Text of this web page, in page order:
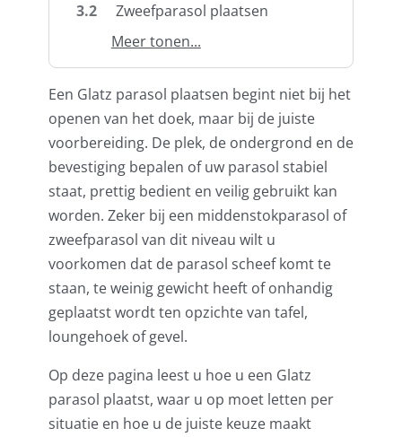
3.2
Zweefparasol plaatsen
Meer tonen...
Een Glatz parasol plaatsen begint niet bij het
openen van het doek, maar bij de juiste
voorbereiding. De plek, de ondergrond en de
bevestiging bepalen of uw parasol stabiel
staat, prettig bedient en veilig gebruikt kan
worden. Zeker bij een middenstokparasol of
zweefparasol van dit niveau wilt u
voorkomen dat de parasol scheef komt te
staan, te weinig gewicht heeft of onhandig
geplaatst wordt ten opzichte van tafel,
loungehoek of gevel.
Op deze pagina leest u hoe u een Glatz
parasol plaatst, waar u op moet letten per
situatie en hoe u de juiste keuze maakt